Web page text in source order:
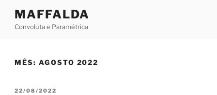
content
MAFFALDA
Convoluta e Paramétrica
MÊS: AGOSTO 2022
POSTED
22/08/2022